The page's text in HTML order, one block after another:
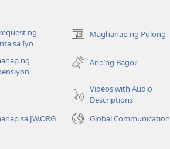
ng
sa Iyo
Maghanap ng Pulong
(may
na
window)
ng
Ano’ng Bago?
Videos with Audio
Descriptions
sa JW.ORG
Global Communication